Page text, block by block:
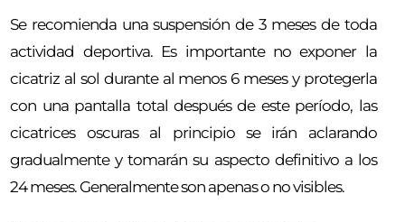
Se recomienda una suspensión de 3 meses de toda
actividad deportiva. Es importante no exponer la
cicatriz al sol durante al menos 6 meses y protegerla
con una pantalla total después de este período, las
cicatrices oscuras al principio se irán aclarando
gradualmente y tomarán su aspecto definitivo a los
24 meses. Generalmente son apenas o no visibles.